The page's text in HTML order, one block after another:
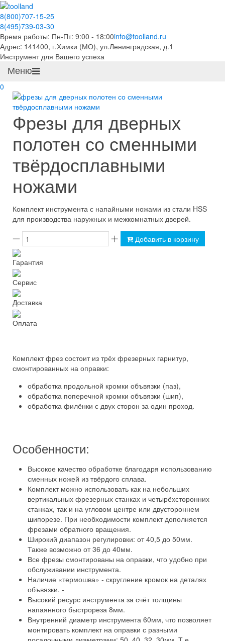
8(800)707-15-25
8(495)739-03-30
Время работы: Пн-Пт: 9:00 - 18:00info@toolland.ru
Адрес: 141400, г.Химки (МО), ул.Ленинградская, д.1
Инструмент для Вашего успеха
Меню
0
Фрезы для дверных
полотен со сменными
твёрдосплавными
ножами
Комплект инструмента с напайными ножами из стали HSS
для производства наружных и межкомнатных дверей.
Добавить в корзину
Гарантия
Сервис
Доставка
Оплата
Комплект фрез состоит из трёх фрезерных гарнитур,
смонтированных на оправки:
обработка продольной кромки объвязки (паз),
обработка поперечной кромки объвязки (шип),
обработка филёнки с двух сторон за один проход.
Особенности:
Высокое качество обработке благодаря использованию
сменных ножей из твёрдого сплава.
Комплект можно использовать как на небольших
вертикальных фрезерных станках и четырёхсторонних
станках, так и на угловом центре или двустороннем
шипорезе. При необходимости комплект дополняется
фрезами обратного вращения.
Широкий диапазон регулировки: от 40,5 до 50мм.
Также возможно от 36 до 40мм.
Все фрезы смонтированы на оправки, что удобно при
обслуживании инструмента.
Наличие «термошва» - скругление кромок на деталях
объвязки. -
Высокий ресурс инструмента за счёт толщины
напаянного быстрореза 8мм.
Внутренний диаметр инструмента 60мм, что позволяет
монтировать комплект на оправки с разными